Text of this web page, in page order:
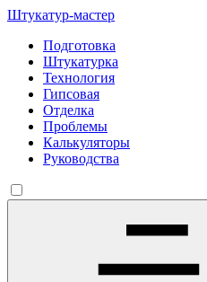
Штукатур-мастер
Подготовка
Штукатурка
Технология
Гипсовая
Отделка
Проблемы
Калькуляторы
Руководства